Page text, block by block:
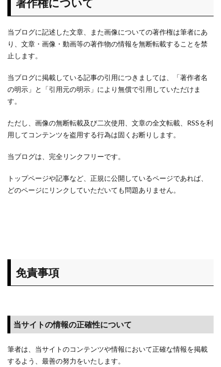
著作権について
当ブログに記述した文章、また画像についての著作権は筆者にあ
り、文章・画像・動画等の著作物の情報を無断転載することを禁
止します。
当ブログに掲載している記事の引用につきましては、「著作者名
の明示」と「引用元の明示」により無償で引用していただけま
す。
ただし、画像の無断転載及び二次使用、文章の全文転載、RSSを利
用してコンテンツを盗用する行為は固くお断りします。
当ブログは、完全リンクフリーです。
トップページや記事など、正規に公開しているページであれば、
どのページにリンクしていただいても問題ありません。
免責事項
当サイトの情報の正確性について
筆者は、当サイトのコンテンツや情報において正確な情報を掲載
するよう、最善の努力をいたします。